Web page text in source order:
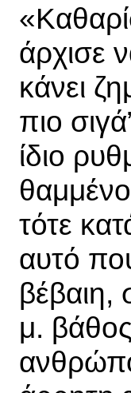
άρχισε
κάνει
πιο
ίδιο
τότε
αυτό
βέβαιη,
μ.